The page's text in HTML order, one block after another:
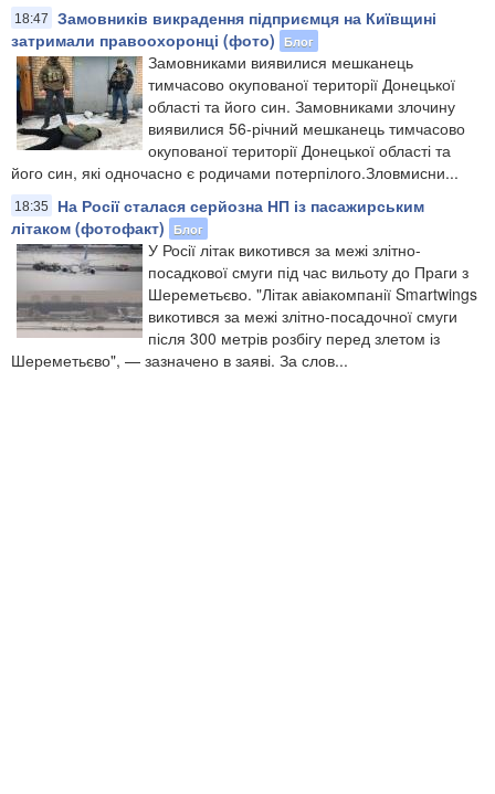
18:47
Замовників викрадення підприємця на Київщині
затримали правоохоронці (фото)
Блог
Замовниками виявилися мешканець
тимчасово окупованої території Донецької
області та його син. Замовниками злочину
виявилися 56-річний мешканець тимчасово
окупованої території Донецької області та
його син, які одночасно є родичами потерпілого.Зловмисни...
18:35
На Росії сталася серйозна НП із пасажирським
літаком (фотофакт)
Блог
У Росії літак викотився за межі злітно-
посадкової смуги під час вильоту до Праги з
Шереметьєво. "Літак авіакомпанії Smartwings
викотився за межі злітно-посадочної смуги
після 300 метрів розбігу перед злетом із
Шереметьєво", — зазначено в заяві. За слов...